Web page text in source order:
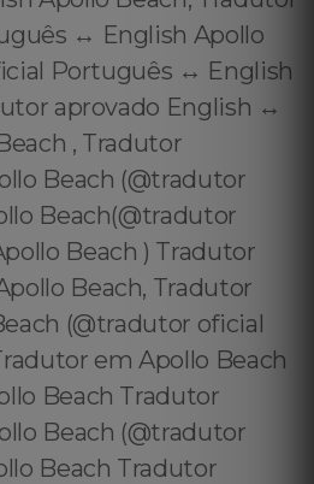
↔️ English Apollo
Português ↔️ English
aprovado English ↔️
, Tradutor
Beach (@tradutor
Beach(@tradutor
Beach ) Tradutor
Beach, Tradutor
(@tradutor oficial
em Apollo Beach
Beach Tradutor
Beach (@tradutor
Beach Tradutor